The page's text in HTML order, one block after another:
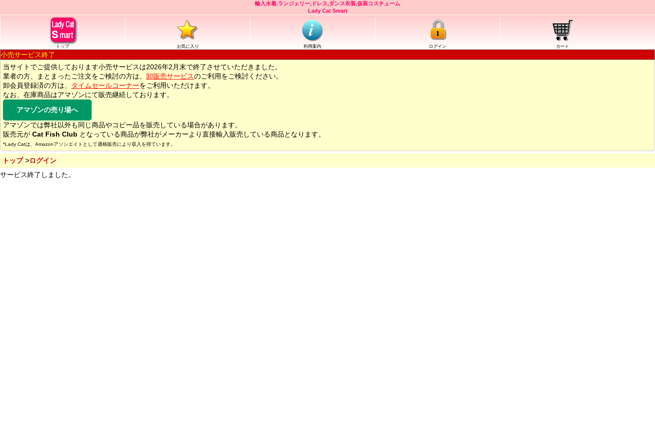
輸入水着,ランジェリー,ドレス,ダンス衣装,仮装コスチューム
Lady Cat Smart
トップ お気に入り 利用案内 ログイン カート
小売サービス終了
当サイトでご提供しております小売サービスは2026年2月末で終了させていただきました。
業者の方、まとまったご注文をご検討の方は、 卸販売サービスのご利用をご検討ください。
卸会員登録済の方は、
タイムセールコーナーをご利用いただけます。
なお、在庫商品はアマゾンにて販売継続しております。
アマゾンの売り場へ
アマゾンでは弊社以外も同じ商品やコピー品を販売している場合があります。
販売元が Cat Fish Club となっている商品が弊社がメーカーより直接輸入販売している商品となります。
*Lady Catは、Amazonアソシエイトとして適格販売により収入を得ています。
トップ
ログイン
サービス終了しました。